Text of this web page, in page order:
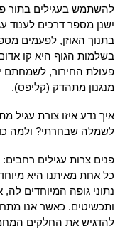
להשתמש בעגילים בתור
ישנן מספר דרכים לענוד
בתנוך האוזן, לפעמים
בשלמות הגוף היא קו
פעולת החירור, לשמחתם
מנגנון מתהדק (קליפס).
איך נדע איזו צורת עגיל
לשמלה שבחרתי? ולמה
פנים צרות עגילים רחבים:
כל אחת מאיתנו היא
נתוני גופה המיוחדים
ותכשיטים. כאשר אנו
להדגיש את החלקים